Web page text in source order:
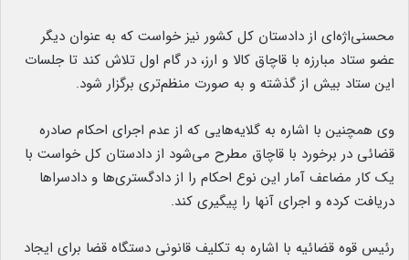
محسنی‌اژه‌ای از دادستان کل کشور نیز خواست که به عنوان دیگر
عضو ستاد مبارزه با قاچاق کالا و ارز، در گام اول تلاش کند تا جلسات
این ستاد بیش از گذشته و به صورت منظم‌تری برگزار شود.
وی همچنین با اشاره به گلایه‌هایی که از عدم اجرای احکام صادره
قضائی در برخورد با قاچاق مطرح می‌شود از دادستان کل خواست با
یک کار مضاعف آمار این نوع احکام را از دادگستری‌ها و دادسراها
دریافت کرده و اجرای آنها را پیگیری کند.
رئیس قوه قضائیه با اشاره به تکلیف قانونی دستگاه قضا برای ایجاد